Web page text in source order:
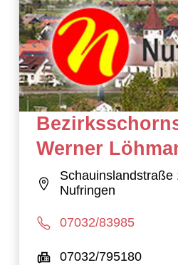
Werner
Schauinslandstraße
Nufringen
07032/83985
07032/795180